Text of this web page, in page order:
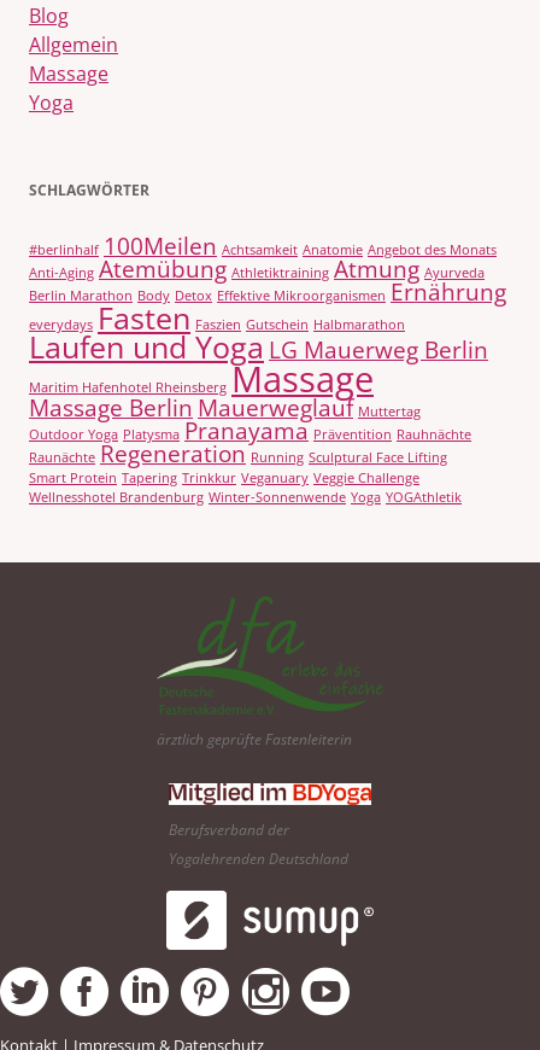
Blog
Allgemein
Massage
Yoga
SCHLAGWÖRTER
#berlinhalf 100Meilen Achtsamkeit Anatomie Angebot des Monats
Anti-Aging Atemübung Athletiktraining Atmung Ayurveda
Berlin Marathon Body Detox Effektive Mikroorganismen Ernährung
everydays Fasten Faszien Gutschein Halbmarathon
Laufen und Yoga LG Mauerweg Berlin
Maritim Hafenhotel Rheinsberg Massage
Massage Berlin Mauerweglauf Muttertag
Outdoor Yoga Platysma Pranayama Präventition Rauhnächte
Raunächte Regeneration Running Sculptural Face Lifting
Smart Protein Tapering Trinkkur Veganuary Veggie Challenge
Wellnesshotel Brandenburg Winter-Sonnenwende Yoga YOGAthletik
ärztlich geprüfte Fastenleiterin
Berufsverband der
Yogalehrenden Deutschland
Kontakt | Impressum & Datenschutz